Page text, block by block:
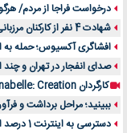
درخواست فراجا از مردم/
شهادت 4 نفر از کارکنان مرزبانی مهران در پی حملات اسرائیل و آمریکا
افشاگری آکسیوس؛ حمله به
صدای انفجار در تهران و
کارگردان Annabelle: Creation فیلم ترسناک جدیدی می‌سازد
ببینید؛ مراحل برداشت و
دسترسی به اینترنت 1 درصد است؛ تماس بین‌الملل هم با اختلال همراه است